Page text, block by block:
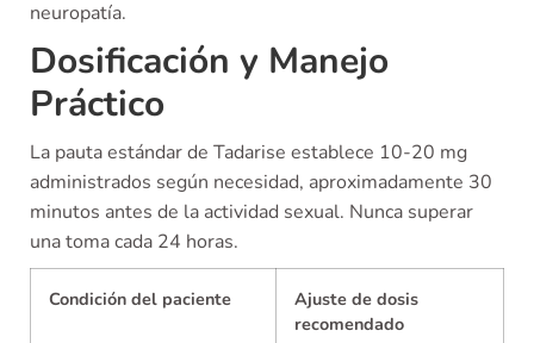
neuropatía.
Dosificación y Manejo
Práctico
La pauta estándar de Tadarise establece 10-20 mg
administrados según necesidad, aproximadamente 30
minutos antes de la actividad sexual. Nunca superar
una toma cada 24 horas.
Condición del paciente
Ajuste de dosis
recomendado